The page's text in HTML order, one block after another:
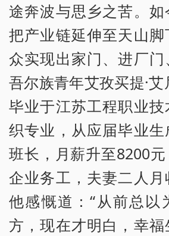
途奔波与思乡之苦。
把产业链延伸至天山
众实现出家门、进厂
吾尔族青年艾孜买提·
毕业于江苏工程职业
织专业，从应届毕业
班长，月薪升至8200
企业务工，夫妻二人月
他感慨道：“从前总以
方，现在才明白，幸